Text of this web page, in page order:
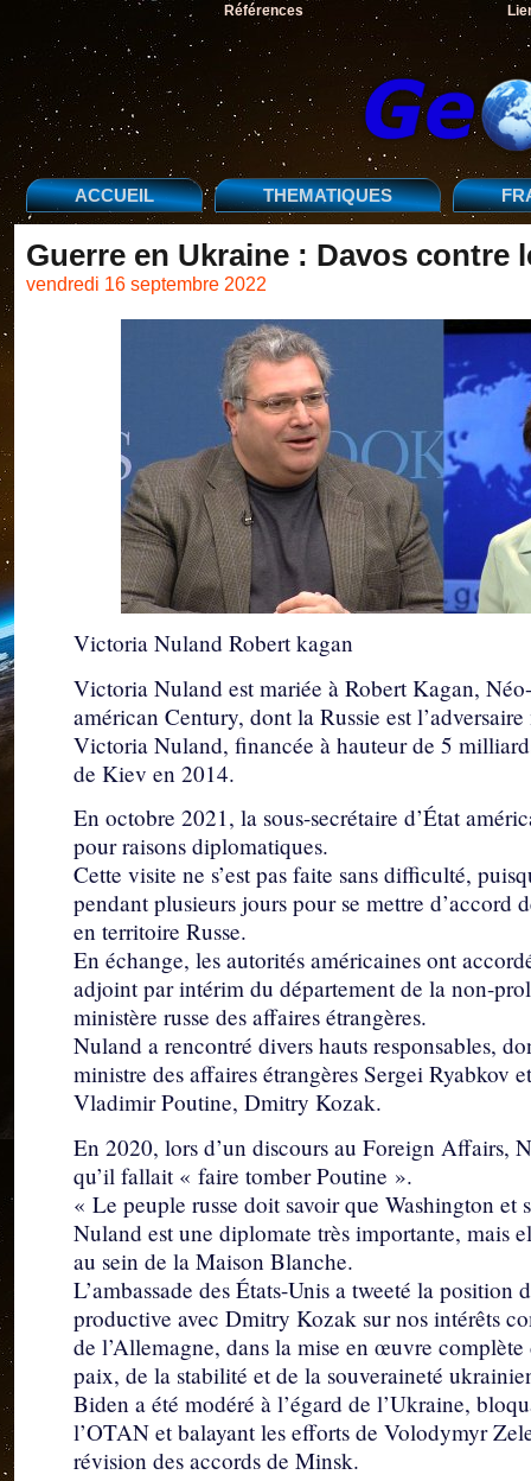
Références
ACCUEIL THEMATIQUES
Guerre en Ukraine : Davos contre
vendredi 16 septembre 2022
Victoria Nuland Robert kagan
Victoria Nuland est mariée à Robert Kagan,
américan Century, dont la Russie est
Victoria Nuland, financée à hauteur de 5
de Kiev en 2014.
En octobre 2021, la sous-secrétaire d’État
pour raisons diplomatiques.
Cette visite ne s’est pas faite sans difficulté,
pendant plusieurs jours pour se mettre
en territoire Russe.
En échange, les autorités américaines ont
adjoint par intérim du département de la non-
ministère russe des affaires étrangères.
Nuland a rencontré divers hauts responsables,
ministre des affaires étrangères Sergei Ryabkov
Vladimir Poutine, Dmitry Kozak.
En 2020, lors d’un discours au Foreign Affairs,
qu’il fallait « faire tomber Poutine ».
« Le peuple russe doit savoir que Washington
Nuland est une diplomate très importante, mais
au sein de la Maison Blanche.
L’ambassade des États-Unis a tweeté la
productive avec Dmitry Kozak sur nos intérêts
de l’Allemagne, dans la mise en œuvre
paix, de la stabilité et de la souveraineté
Biden a été modéré à l’égard de l’Ukraine,
l’OTAN et balayant les efforts de Volodymyr
révision des accords de Minsk.